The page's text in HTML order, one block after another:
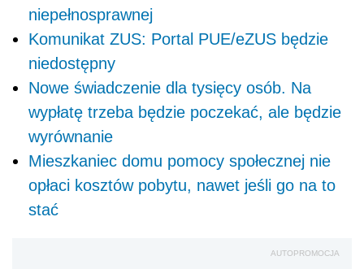
niepełnosprawnej
Komunikat ZUS: Portal PUE/eZUS będzie
niedostępny
Nowe świadczenie dla tysięcy osób. Na
wypłatę trzeba będzie poczekać, ale będzie
wyrównanie
Mieszkaniec domu pomocy społecznej nie
opłaci kosztów pobytu, nawet jeśli go na to
stać
AUTOPROMOCJA